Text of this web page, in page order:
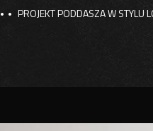
PROJEKT PODDASZA W STYLU